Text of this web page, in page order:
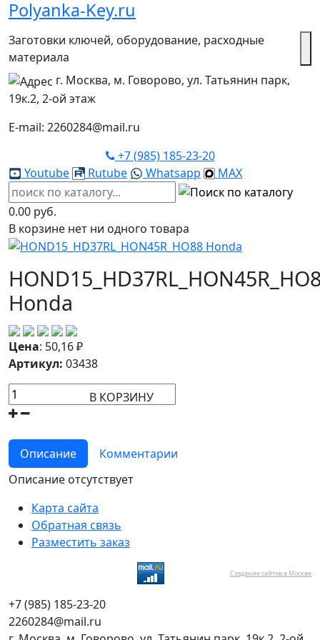
Polyanka-Key.ru
Заготовки ключей, оборудование, расходные
материала
г. Москва, м. Говорово, ул. Татьянин парк,
19к.2, 2-ой этаж
E-mail: 2260284@mail.ru
+7 (985) 185-23-20
Youtube
Rutube Whatsapp MAX
0.00 руб.
В корзине нет ни одного товара
Honda
Цена: 50,16₽
Артикул: 03438
В КОРЗИНУ
Описание
Комментарии
Описание отсутствует
Карта сайта
Обратная связь
Разместить заказ
Создание сайтов в Москве
+7 (985) 185-23-20
2260284@mail.ru